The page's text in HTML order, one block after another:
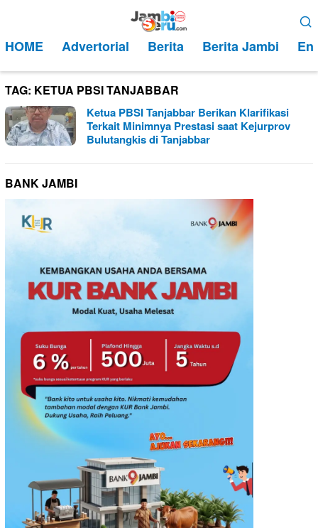
kontenMobile
HOME Advertorial Berita Berita Jambi
TAG: KETUA PBSI TANJABBAR
Ketua PBSI Tanjabbar Berikan Klarifikasi
Terkait Minimnya Prestasi saat Kejurprov
Bulutangkis di Tanjabbar
BANK JAMBI